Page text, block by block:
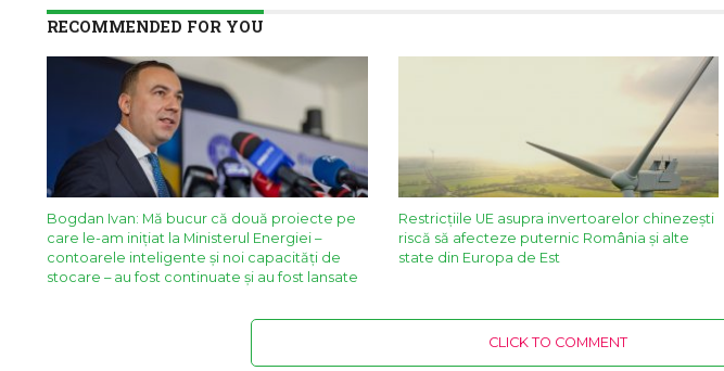
RECOMMENDED FOR YOU
Bogdan Ivan: Mă bucur că două proiecte pe
care le-am iniţiat la Ministerul Energiei –
contoarele inteligente şi noi capacităţi de
stocare – au fost continuate şi au fost lansate
Restricţiile UE asupra invertoarelor chinezeşti
riscă să afecteze puternic România şi alte
state din Europa de Est
CLICK TO COMMENT